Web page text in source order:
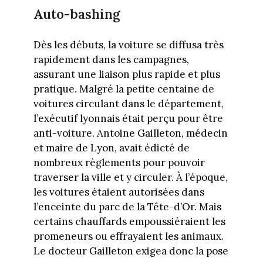
Auto-bashing
Dès les débuts, la voiture se diffusa très
rapidement dans les campagnes,
assurant une liaison plus rapide et plus
pratique. Malgré la petite centaine de
voitures circulant dans le département,
l’exécutif lyonnais était perçu pour être
anti-voiture. Antoine Gailleton, médecin
et maire de Lyon, avait édicté de
nombreux règlements pour pouvoir
traverser la ville et y circuler. À l’époque,
les voitures étaient autorisées dans
l’enceinte du parc de la Tête-d’Or. Mais
certains chauffards empoussiéraient les
promeneurs ou effrayaient les animaux.
Le docteur Gailleton exigea donc la pose